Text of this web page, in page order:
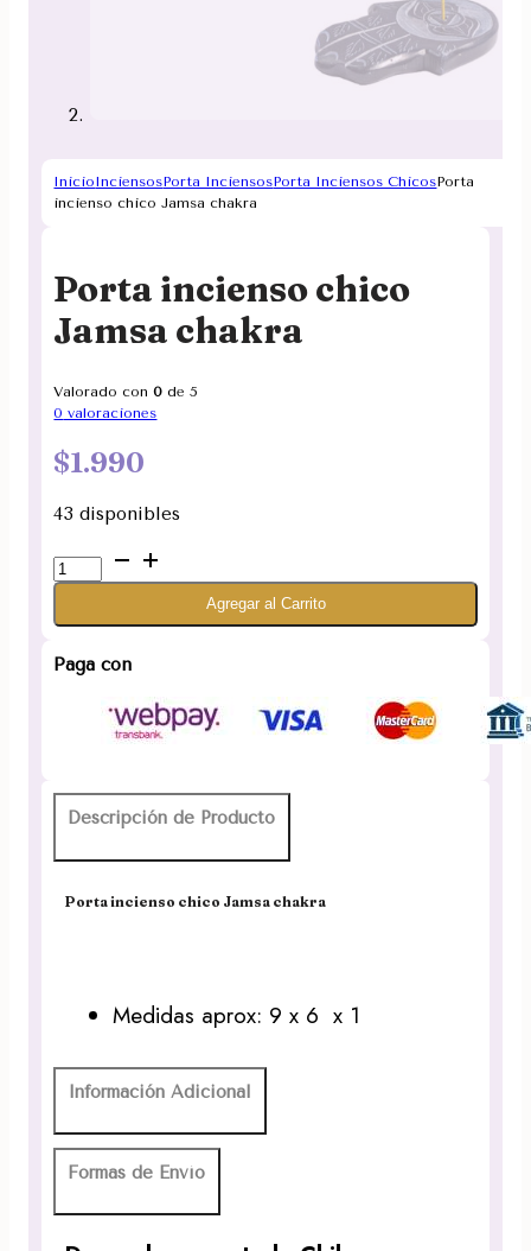
InicioInciensosPorta InciensosPorta Inciensos ChicosPorta
incienso chico Jamsa chakra
Porta incienso chico
Jamsa chakra
Valorado con0 de 5
0 valoraciones
$1.990
43 disponibles
Porta
incienso
chakra
Agregar al Carrito
Paga con
Descripción de Producto
Porta incienso chico Jamsa chakra
Medidas aprox: 9 x 6 x 1
Información Adicional
Formas de Envío